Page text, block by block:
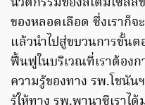
ของหลอดเลือด ซึ่งเราก็
แล้วนำไปสู่ขบวนการขั้น
ฟื้นฟูในบริเวณที่เราต้องก
ความรู้ของทาง รพ.โชนั